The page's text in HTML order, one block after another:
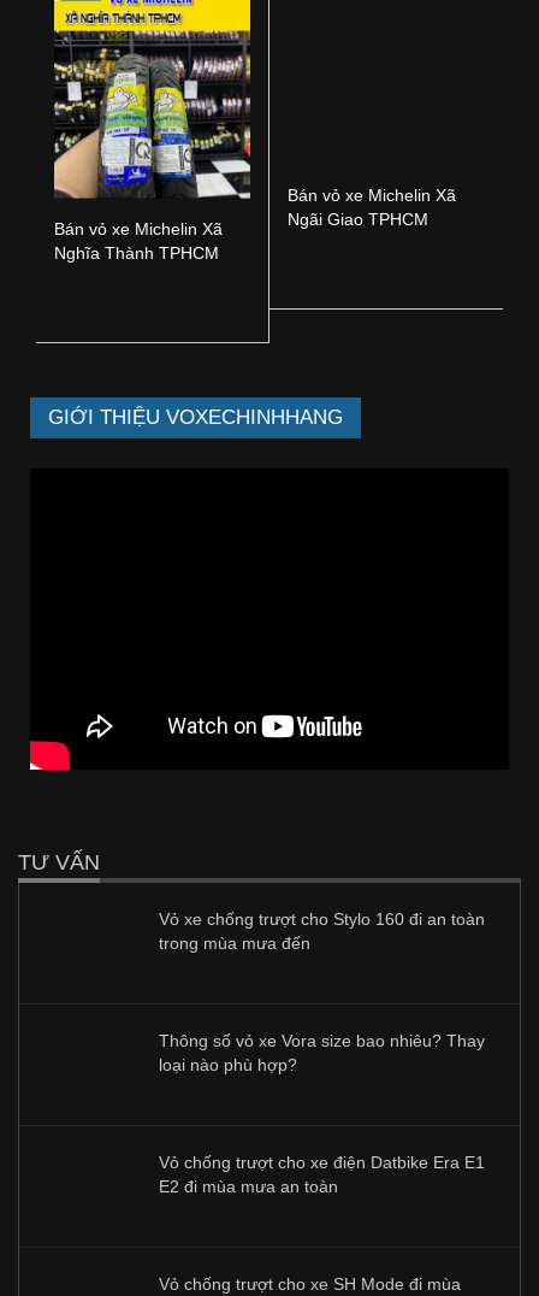
Bán vỏ xe Michelin Xã
Nghĩa Thành TPHCM
Bán vỏ xe Michelin Xã
GIỚI THIỆU VOXECHINHHANG
TƯ VẤN
Vỏ xe chống trượt cho Stylo 160 đi an toàn
trong mùa mưa đến
Thông số vỏ xe Vora size bao nhiêu? Thay
loại nào phù hợp?
Vỏ chống trượt cho xe điện Datbike Era E1
E2 đi mùa mưa an toàn
Vỏ chống trượt cho xe SH Mode đi mùa